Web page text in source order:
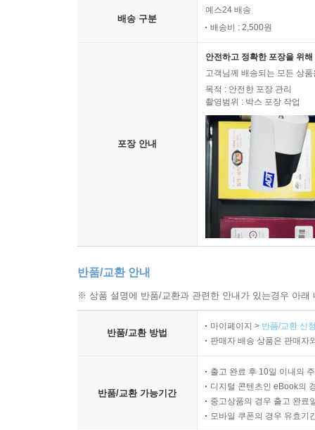
하다고 판단했다. 백 씨가 무죄라는 취지가 아니
이어질 차례다. 어쩌면 사건은 영영 미궁에 빠질
2010년 크리스마스를 3일 앞둔 날 새벽 1시께 한
에 죽은 쥐로 보이는 검은 물체가 들어 있는 모습
증이 놓여 있었다. 새벽에 올라온 사진 다섯 장에
그의 행동은 결국 며칠 만에 자작극으로 판명이
‘뚜레쥬르’를 운영하고 있는 35세 남성이었다. 쥐
범죄였다. 김 씨는 제빵사였다. “직접 빵집을 운
침이 떨어졌다. 본사가 리모델링을 요구할 경우
존폐를 결정지을 법한 날이 다가오고 있었다. 12
씨는 마음이 바빴다.
달콤한 빵을 둘러싼 씁쓸하고 살벌한 ‘빵집 전쟁
를 위해 치열한 대리전을 치르고 있는 형국이다.
배송 구분
예스24 배송
배송비 : 2,500원
포장 안내
안전하고 정확한 포장을 위
고객님께 배송되는 모든 상
목적 : 안전한 포장 관리
촬영범위 : 박스 포장 작업
반품/교환 안내
※ 상품 설명에 반품/교환과 관련한 안내가 있는경우 아
반품/교환 방법
마이페이지 > 반품/교환 신
판매자 배송 상품은 판매자
반품/교환 가능기간
출고 완료 후 10일 이내의
디지털 콘텐츠인 eBook의
중고상품의 경우 출고 완료
모바일 쿠폰의 경우 유효기